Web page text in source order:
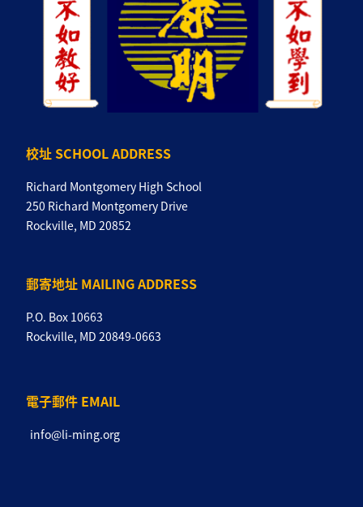
校址 SCHOOL ADDRESS
Richard Montgomery High School
250 Richard Montgomery Drive
Rockville, MD 20852
郵寄地址 MAILING ADDRESS
P.O. Box 10663
Rockville, MD 20849-0663
電子郵件 EMAIL
info@li-ming.org